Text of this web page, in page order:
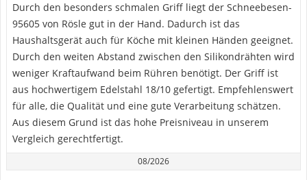
Durch den besonders schmalen Griff liegt der Schneebesen-
95605 von Rösle gut in der Hand. Dadurch ist das
Haushaltsgerät auch für Köche mit kleinen Händen geeignet.
Durch den weiten Abstand zwischen den Silikondrähten wird
weniger Kraftaufwand beim Rühren benötigt. Der Griff ist
aus hochwertigem Edelstahl 18/10 gefertigt. Empfehlenswert
für alle, die Qualität und eine gute Verarbeitung schätzen.
Aus diesem Grund ist das hohe Preisniveau in unserem
Vergleich gerechtfertigt.
08/2026